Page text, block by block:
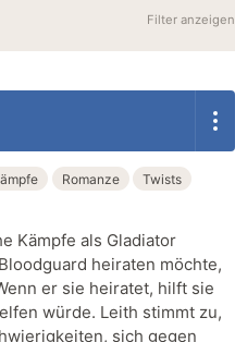
Filter anzeigen
Romanze
Twists
Kämpfe als Gladiator
heiraten möchte,
er sie heiratet, hilft sie
würde. Leith stimmt zu,
sich gegen